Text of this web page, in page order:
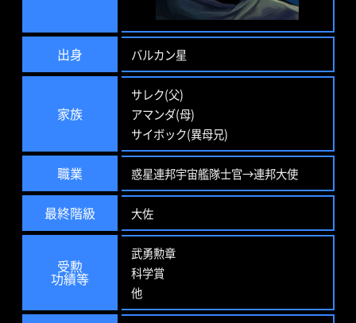
出身 バルカン星
家族
サレク(父)
アマンダ(母)
サイボック(異母兄)
職業 惑星連邦宇宙艦隊士官→連邦大使
最終階級 大佐
受勲
功績等
武勇勲章
科学賞
他